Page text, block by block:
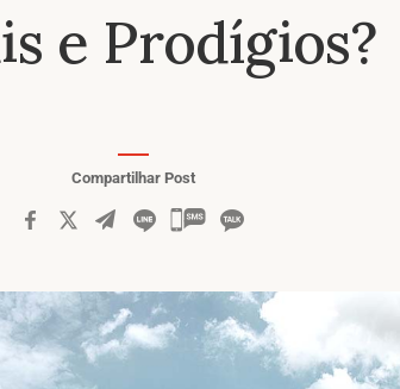
e Prodígios?
Compartilhar Post
카카오톡